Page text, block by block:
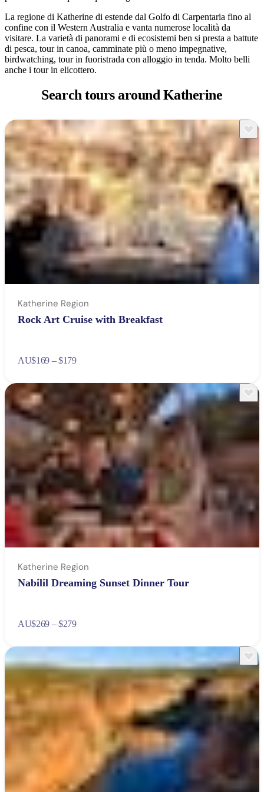
Cerca:
Sign
La regione di Katherine di estende dal Golfo di Carpentaria fino al
confine con il Western Australia e vanta numerose località da
visitare. La varietà di panorami e di ecosistemi ben si presta a battute
di pesca, tour in canoa, camminate più o meno impegnative,
birdwatching, tour in fuoristrada con alloggio in tenda. Molto belli
anche i tour in elicottero.
Search toursaround Katherine
Katherine Region
Rock Art Cruise with Breakfast
AU$169 – $179
Katherine Region
Nabilil Dreaming Sunset Dinner Tour
AU$269 – $279